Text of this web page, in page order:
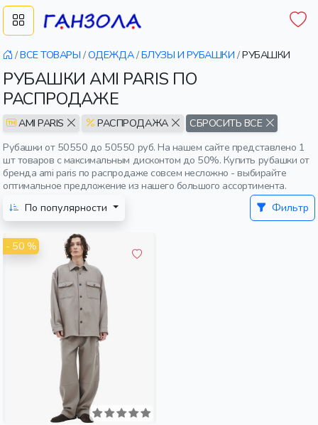
/ВСЕ ТОВАРЫ /ОДЕЖДА/БЛУЗЫ И РУБАШКИ /РУБАШКИ
РУБАШКИ AMI PARIS ПО
РАСПРОДАЖЕ
AMI PARIS РАСПРОДАЖА
СБРОСИТЬ ВСЕ
Рубашки от 50550 до 50550 руб. На нашем сайте представлено 1
шт товаров с максимальным дисконтом до 50%. Купить рубашки от
бренда ami paris по распродаже совсем несложно - выбирайте
оптимальное предложение из нашего большого ассортимента.
По популярности
Фильтр
- 50 %